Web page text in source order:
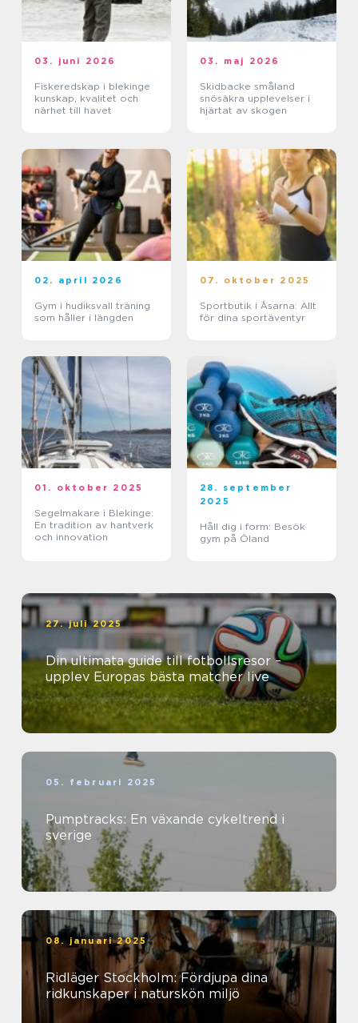
03. juni 2026
Fiskeredskap i blekinge
kunskap, kvalitet och
närhet till havet
03. maj 2026
Skidbacke småland
snösäkra upplevelser i
hjärtat av skogen
02. april 2026
Gym i hudiksvall träning
som håller i längden
07. oktober 2025
Sportbutik i Åsarna: Allt
för dina sportäventyr
01. oktober 2025
Segelmakare i Blekinge:
En tradition av hantverk
och innovation
28. september
2025
Håll dig i form: Besök
gym på Öland
27. juli 2025
Din ultimata guide till fotbollsresor –
upplev Europas bästa matcher live
05. februari 2025
Pumptracks: En växande cykeltrend i
sverige
08. januari 2025
Ridläger Stockholm: Fördjupa dina
ridkunskaper i naturskön miljö